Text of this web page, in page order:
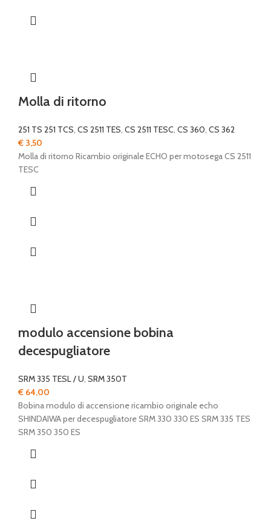
Molla di ritorno
251 TS 251 TCS, CS 2511 TES, CS 2511 TESC, CS 360, CS 362
€ 3,50
Molla di ritorno Ricambio originale ECHO per motosega CS 2511
TESC
modulo accensione bobina
decespugliatore
SRM 335 TESL / U, SRM 350T
€ 64,00
Bobina modulo di accensione ricambio originale echo
SHINDAIWA per decespugliatore SRM 330 330 ES SRM 335 TES
SRM 350 350 ES